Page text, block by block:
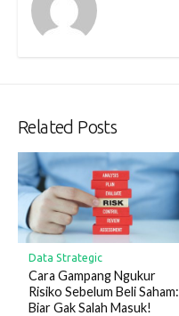
Related Posts
Data Strategic
Cara Gampang Ngukur
Risiko Sebelum Beli Saham:
Biar Gak Salah Masuk!